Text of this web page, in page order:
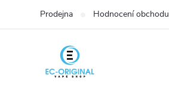
Prodejna Hodnocení obchodu